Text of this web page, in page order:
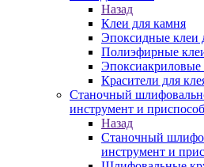
Назад
Клеи для камня
Эпоксидные клеи
Полиэфирные
Эпоксиакриловые
Красители для
Станочный
инструмент и
Назад
Станочный
инструмент и